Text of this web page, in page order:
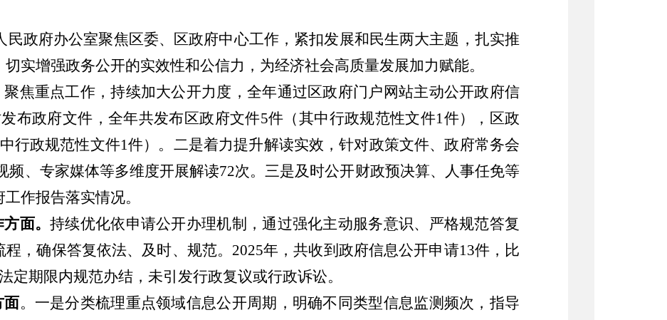
民政府办公室聚焦区委、区政府中心工作，紧扣发展和民生两大主题 ，扎实推
实增强政务公开的实效性和公信力，为经济社会高质量发展加力赋能。
聚焦重点工作，持续加大公开力度 ， 全年通过区政府门户网站主动公开政府信
布政府文件 ， 全年共发布区政府文件5件（其中行政规范性文件1件）， 区政
行政规范性文件1件） 。 二是着力提升解读实效，针对政策文件、政府常务会
频、 专家媒体等多维度开展解读72次。三是及时公开财政预决算、人事任免等
工作报告落实情况。
方面。持续优化依申请公开办理机制，通过强化主动服务意识、严格规范答复
，确保答复依法、及时、规范。 2025年 ，共收到政府信息公开申请13件，比
定期限内规范办结，未引发行政复议或行政诉讼。
面。一是分类梳理重点领域信息公开周期，明确不同类型信息监测频次， 指导